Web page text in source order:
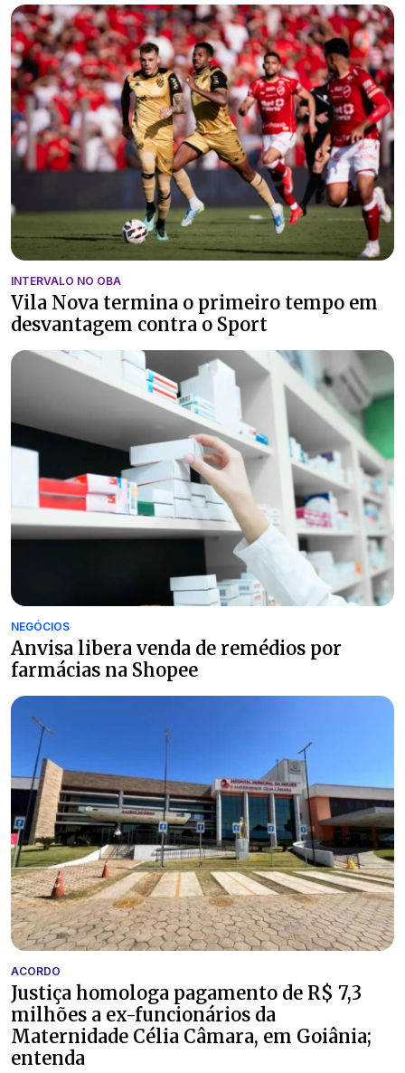
INTERVALO NO OBA
Vila Nova termina o primeiro tempo em
desvantagem contra o Sport
NEGÓCIOS
Anvisa libera venda de remédios por
farmácias na Shopee
ACORDO
Justiça homologa pagamento de R$ 7,3
milhões a ex-funcionários da
Maternidade Célia Câmara, em Goiânia;
entenda